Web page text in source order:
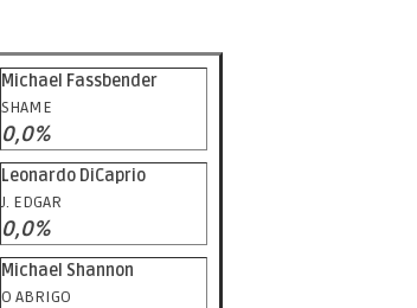
Michael Fassbender
SHAME
0,0%
Leonardo DiCaprio
J. EDGAR
0,0%
Michael Shannon
O ABRIGO